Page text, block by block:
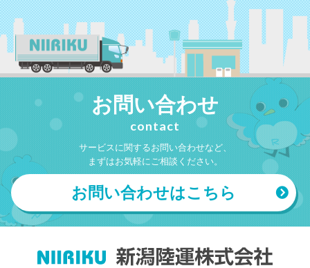
お問い合わせ
contact
サービスに関するお問い合わせなど、
まずはお気軽にご相談ください。
お問い合わせはこちら